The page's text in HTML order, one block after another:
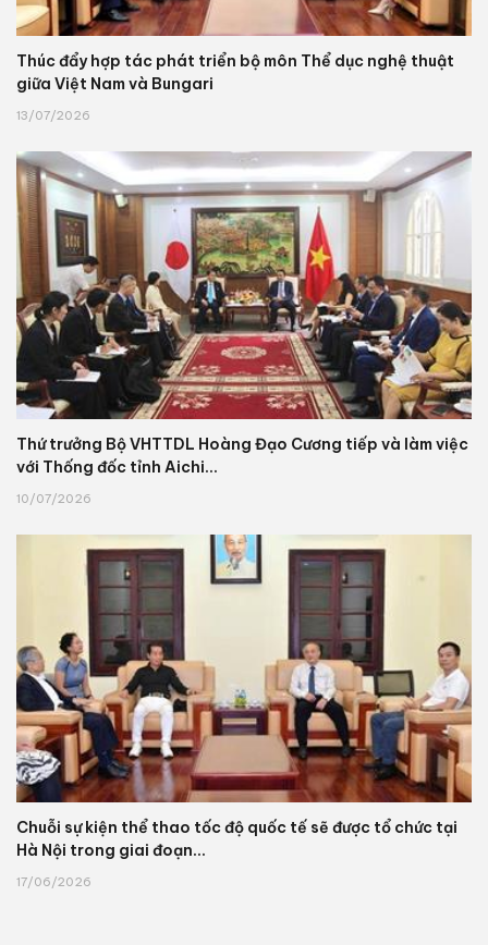
Thúc đẩy hợp tác phát triển bộ môn Thể dục nghệ thuật
giữa Việt Nam và Bungari
13/07/2026
Thứ trưởng Bộ VHTTDL Hoàng Đạo Cương tiếp và làm việc
với Thống đốc tỉnh Aichi...
10/07/2026
Chuỗi sự kiện thể thao tốc độ quốc tế sẽ được tổ chức tại
Hà Nội trong giai đoạn...
17/06/2026